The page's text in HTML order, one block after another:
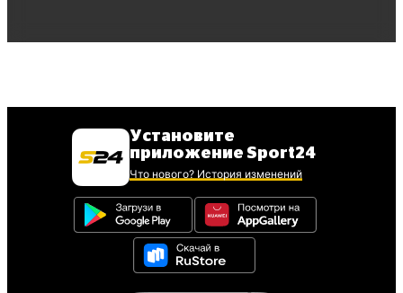
Установите
приложение Sport24
Что нового? История изменений